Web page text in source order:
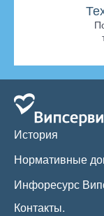
История
Нормативные
Инфоресурс
Контакты.